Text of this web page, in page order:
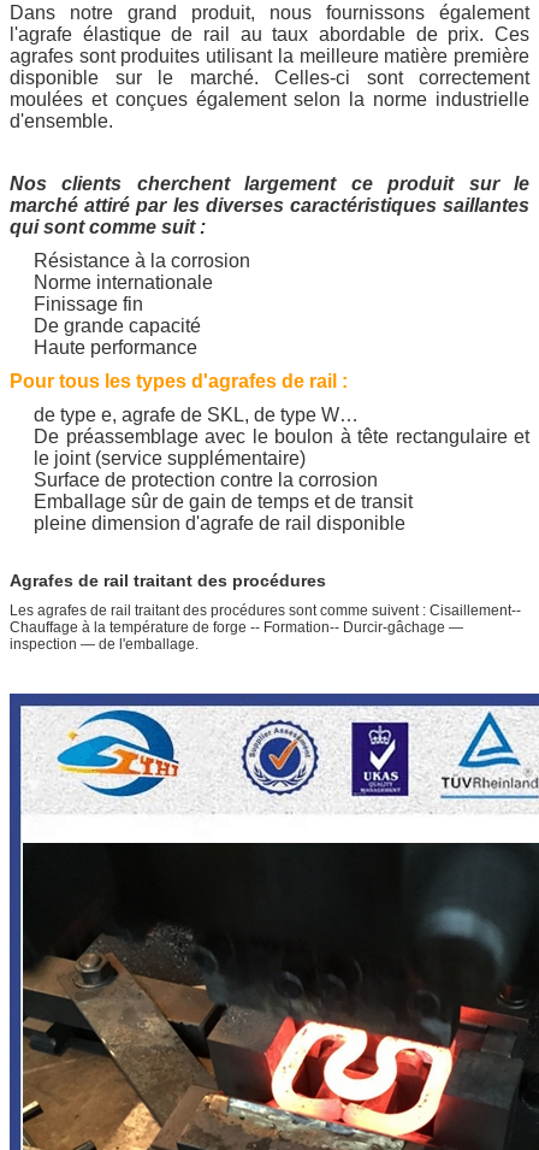
Dans notre grand produit, nous fournissons également
l'agrafe élastique de rail au taux abordable de prix. Ces
agrafes sont produites utilisant la meilleure matière première
disponible sur le marché. Celles-ci sont correctement
moulées et conçues également selon la norme industrielle
d'ensemble.
Nos clients cherchent largement ce produit sur le
marché attiré par les diverses caractéristiques saillantes
qui sont comme suit :
Résistance à la corrosion
Norme internationale
Finissage fin
De grande capacité
Haute performance
Pour tous les types d'agrafes de rail :
de type e, agrafe de SKL, de type W…
De préassemblage avec le boulon à tête rectangulaire et
le joint (service supplémentaire)
Surface de protection contre la corrosion
Emballage sûr de gain de temps et de transit
pleine dimension d'agrafe de rail disponible
Agrafes de rail traitant des procédures
Les agrafes de rail traitant des procédures sont comme suivent : Cisaillement--
Chauffage à la température de forge -- Formation-- Durcir-gâchage —
inspection — de l'emballage.